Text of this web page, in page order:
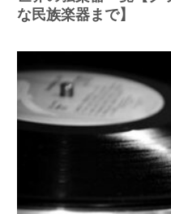
な民族楽器まで】